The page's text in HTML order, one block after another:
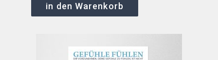
in den Warenkorb